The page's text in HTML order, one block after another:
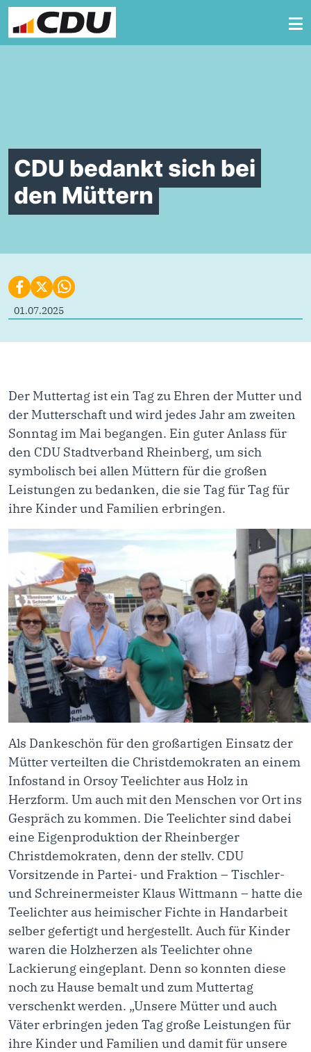
Zum Inhalt springen
CDU bedankt sich bei
den Müttern
01.07.2025
Der Muttertag ist ein Tag zu Ehren der Mutter und
der Mutterschaft und wird jedes Jahr am zweiten
Sonntag im Mai begangen. Ein guter Anlass für
den CDU Stadtverband Rheinberg, um sich
symbolisch bei allen Müttern für die großen
Leistungen zu bedanken, die sie Tag für Tag für
ihre Kinder und Familien erbringen.
Als Dankeschön für den großartigen Einsatz der
Mütter verteilten die Christdemokraten an einem
Infostand in Orsoy Teelichter aus Holz in
Herzform. Um auch mit den Menschen vor Ort ins
Gespräch zu kommen. Die Teelichter sind dabei
eine Eigenproduktion der Rheinberger
Christdemokraten, denn der stellv. CDU
Vorsitzende in Partei- und Fraktion – Tischler-
und Schreinermeister Klaus Wittmann – hatte die
Teelichter aus heimischer Fichte in Handarbeit
selber gefertigt und hergestellt. Auch für Kinder
waren die Holzherzen als Teelichter ohne
Lackierung eingeplant. Denn so konnten diese
noch zu Hause bemalt und zum Muttertag
verschenkt werden. „Unsere Mütter und auch
Väter erbringen jeden Tag große Leistungen für
ihre Kinder und Familien und damit für unsere